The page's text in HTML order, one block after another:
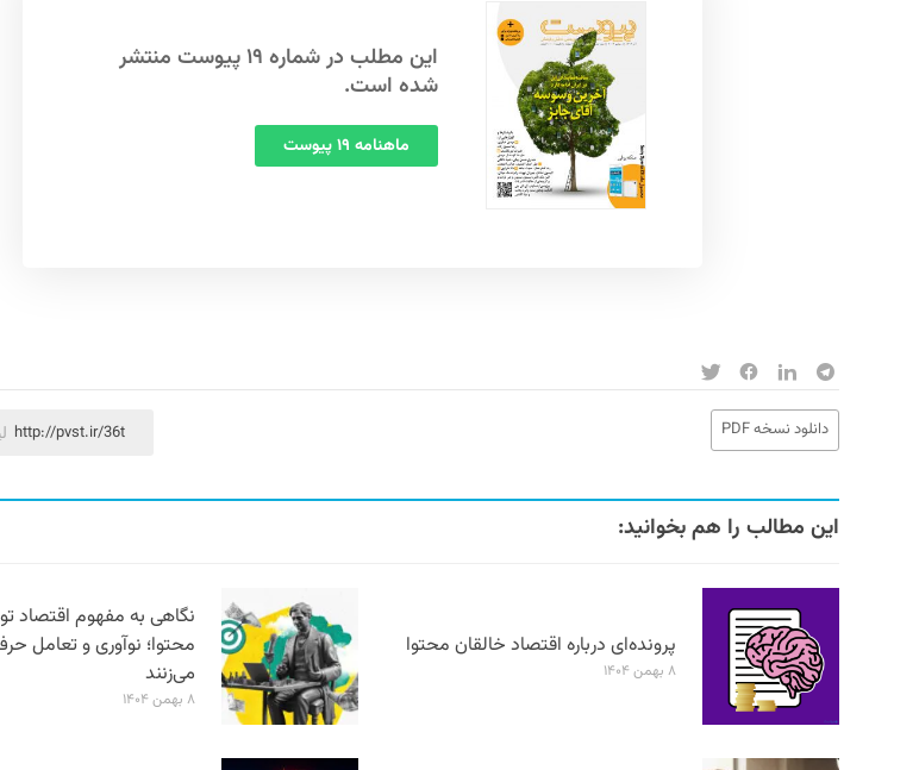
این مطلب در شماره ۱۹ پیوست منتشر
شده است.
ماهنامه ۱۹ پیوست
دانلود نسخه PDF http://pvst.ir/36t
این مطالب را هم بخوانید:
پرونده‌ای درباره اقتصاد خالقان محتوا
۸ بهمن ۱۴۰۴
نگاهی به مفهوم اقتصاد
محتوا؛ نوآوری و تعامل
می‌زنند
۸ بهمن ۱۴۰۴